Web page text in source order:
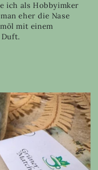
ich als Hobbyimker
eher die Nase
mit einem
Duft.